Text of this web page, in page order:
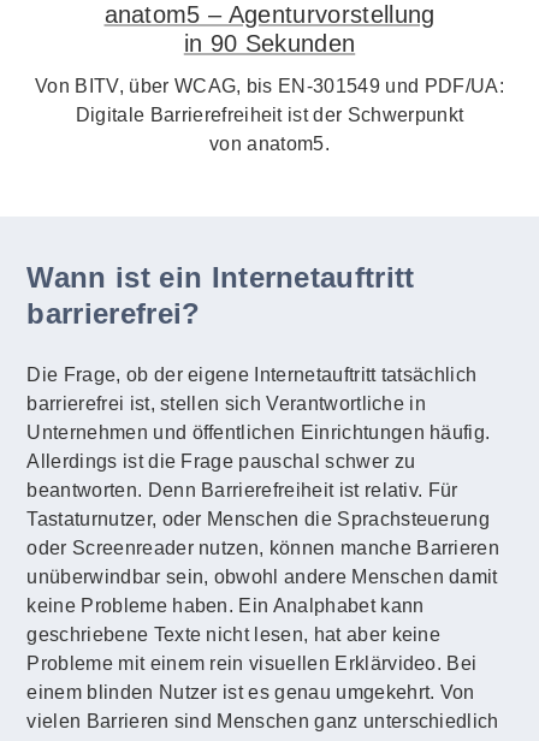
anatom5 – Agenturvorstellung
in 90 Sekunden
Von BITV, über WCAG, bis EN-301549 und PDF/UA:
Digitale Barrierefreiheit ist der Schwerpunkt
von anatom5.
Wann ist ein Internetauftritt
barrierefrei?
Die Frage, ob der eigene Internetauftritt tatsächlich
barrierefrei ist, stellen sich Verantwortliche in
Unternehmen und öffentlichen Einrichtungen häufig.
Allerdings ist die Frage pauschal schwer zu
beantworten. Denn Barrierefreiheit ist relativ. Für
Tastaturnutzer, oder Menschen die Sprachsteuerung
oder Screenreader nutzen, können manche Barrieren
unüberwindbar sein, obwohl andere Menschen damit
keine Probleme haben. Ein Analphabet kann
geschriebene Texte nicht lesen, hat aber keine
Probleme mit einem rein visuellen Erklärvideo. Bei
einem blinden Nutzer ist es genau umgekehrt. Von
vielen Barrieren sind Menschen ganz unterschiedlich